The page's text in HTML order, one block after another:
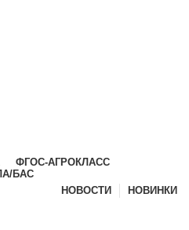
ФГОС-АГРОКЛАСС
БАС
НОВОСТИ
НОВИНКИ